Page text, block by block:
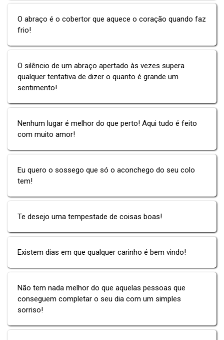
O abraço é o cobertor que aquece o coração quando faz
frio!
O silêncio de um abraço apertado às vezes supera
qualquer tentativa de dizer o quanto é grande um
sentimento!
Nenhum lugar é melhor do que perto! Aqui tudo é feito
com muito amor!
Eu quero o sossego que só o aconchego do seu colo
tem!
Te desejo uma tempestade de coisas boas!
Existem dias em que qualquer carinho é bem vindo!
Não tem nada melhor do que aquelas pessoas que
conseguem completar o seu dia com um simples
sorriso!